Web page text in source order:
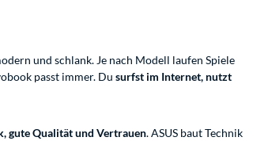
und schlank. Je nach Modell laufen Spiele
passt immer. Du surfst im Internet, nutzt
gute Qualität und Vertrauen. ASUS baut Technik